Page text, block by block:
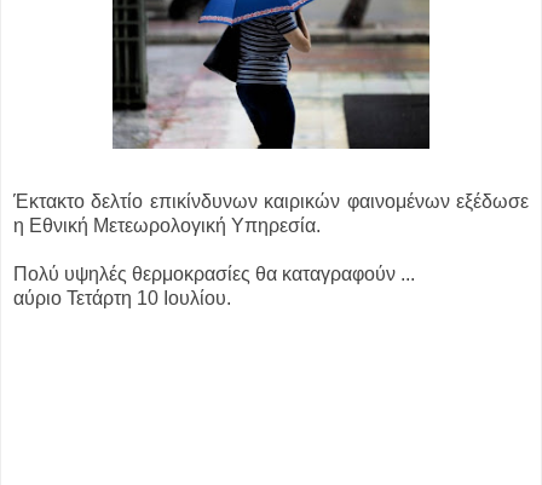
Έκτακτο δελτίο επικίνδυνων καιρικών φαινομένων εξέδωσε
η Εθνική Μετεωρολογική Υπηρεσία.
Πολύ υψηλές θερμοκρασίες θα καταγραφούν ...
αύριο Τετάρτη 10 Ιουλίου.